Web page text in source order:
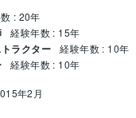
: 20年
経験年数 : 15年
ラクター 経験年数 : 10年
経験年数 : 10年
年2月